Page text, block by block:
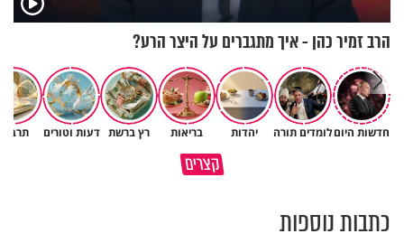
הרב זמיר כהן - איך מתגברים על היצר הרע?
חדשות היוםלומדים תורה יהדות בריאות רץ ברשת דעות וטורים
קצריםמדוע האמונה נמשלה למלח?
גם ׳הרע׳ זה הרחמים של בורא
כתבות נוספות